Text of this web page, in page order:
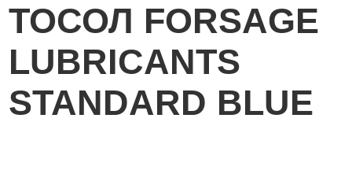
ТОСОЛ FORSAGE
LUBRICANTS
STANDARD BLUE